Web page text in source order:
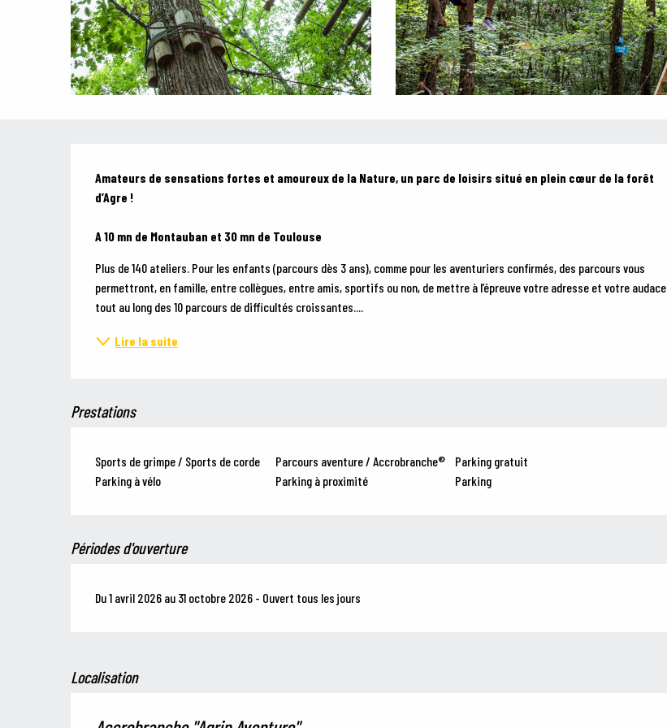
Amateurs de sensations fortes et amoureux de la Nature, un parc de loisirs situé en plein cœur de la forêt
d’Agre !
A 10 mn de Montauban et 30 mn de Toulouse
Plus de 140 ateliers. Pour les enfants (parcours dès 3 ans), comme pour les aventuriers confirmés, des parcours vous
permettront, en famille, entre collègues, entre amis, sportifs ou non, de mettre à l’épreuve votre adresse et votre audace
tout au long des 10 parcours de difficultés croissantes....
Lire la suite
Prestations
Sports de grimpe / Sports de corde Parcours aventure / Accrobranche®
Parking gratuit
Parking à vélo
Parking à proximité Parking
Périodes d'ouverture
Du 1 avril 2026 au 31 octobre 2026 - Ouvert tous les jours
Localisation